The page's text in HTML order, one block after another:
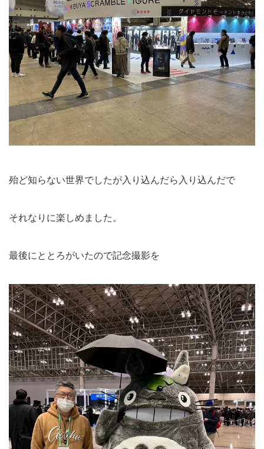
殆ど知らない世界でしたが入り込んだら入り込んだで
それなりに楽しめました。
最後にととろがいたので記念撮影を